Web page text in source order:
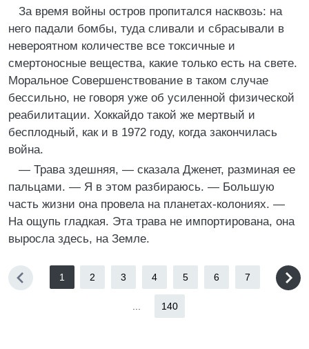
За время войны остров пропитался насквозь: на
него падали бомбы, туда сливали и сбрасывали в
невероятном количестве все токсичные и
смертоносные вещества, какие только есть на свете.
Моральное Совершенствование в таком случае
бессильно, не говоря уже об усиленной физической
реабилитации. Хоккайдо такой же мертвый и
бесплодный, как и в 1972 году, когда закончилась
война.
— Трава здешняя, — сказала Дженет, разминая ее
пальцами. — Я в этом разбираюсь. — Большую
часть жизни она провела на планетах-колониях. —
На ощупь гладкая. Эта трава не импортирована, она
выросла здесь, на Земле.
1 2 3 4 5 6 7
140